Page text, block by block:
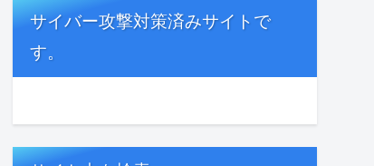
サイバー攻撃対策済みサイトで
す。